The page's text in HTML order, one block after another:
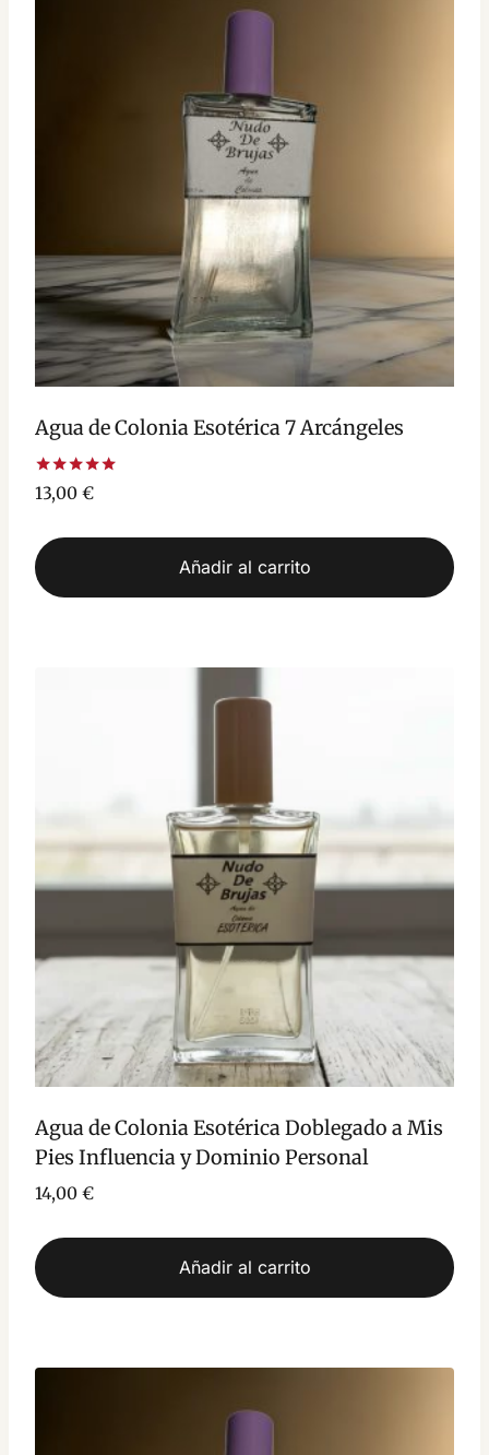
Agua de Colonia Esotérica 7 Arcángeles
Valorado
con
de 5
13,00 €
Añadir al carrito
Agua de Colonia Esotérica Doblegado a Mis
Pies Influencia y Dominio Personal
14,00 €
Añadir al carrito